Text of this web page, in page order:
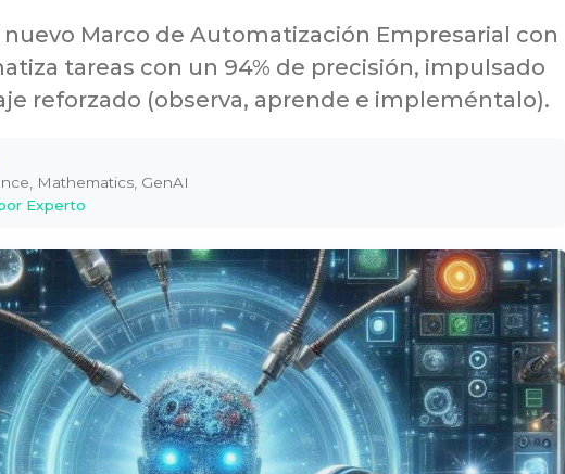
nuevo Marco de Automatización Empresarial con
tareas con un 94% de precisión, impulsado
reforzado (observa, aprende e impleméntalo).
Mathematics, GenAI
Experto